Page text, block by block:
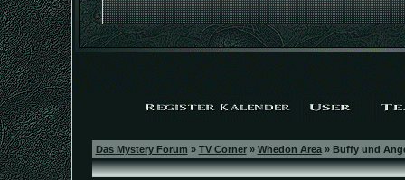
Das Mystery Forum » TV Corner» Whedon Area» Buffy und